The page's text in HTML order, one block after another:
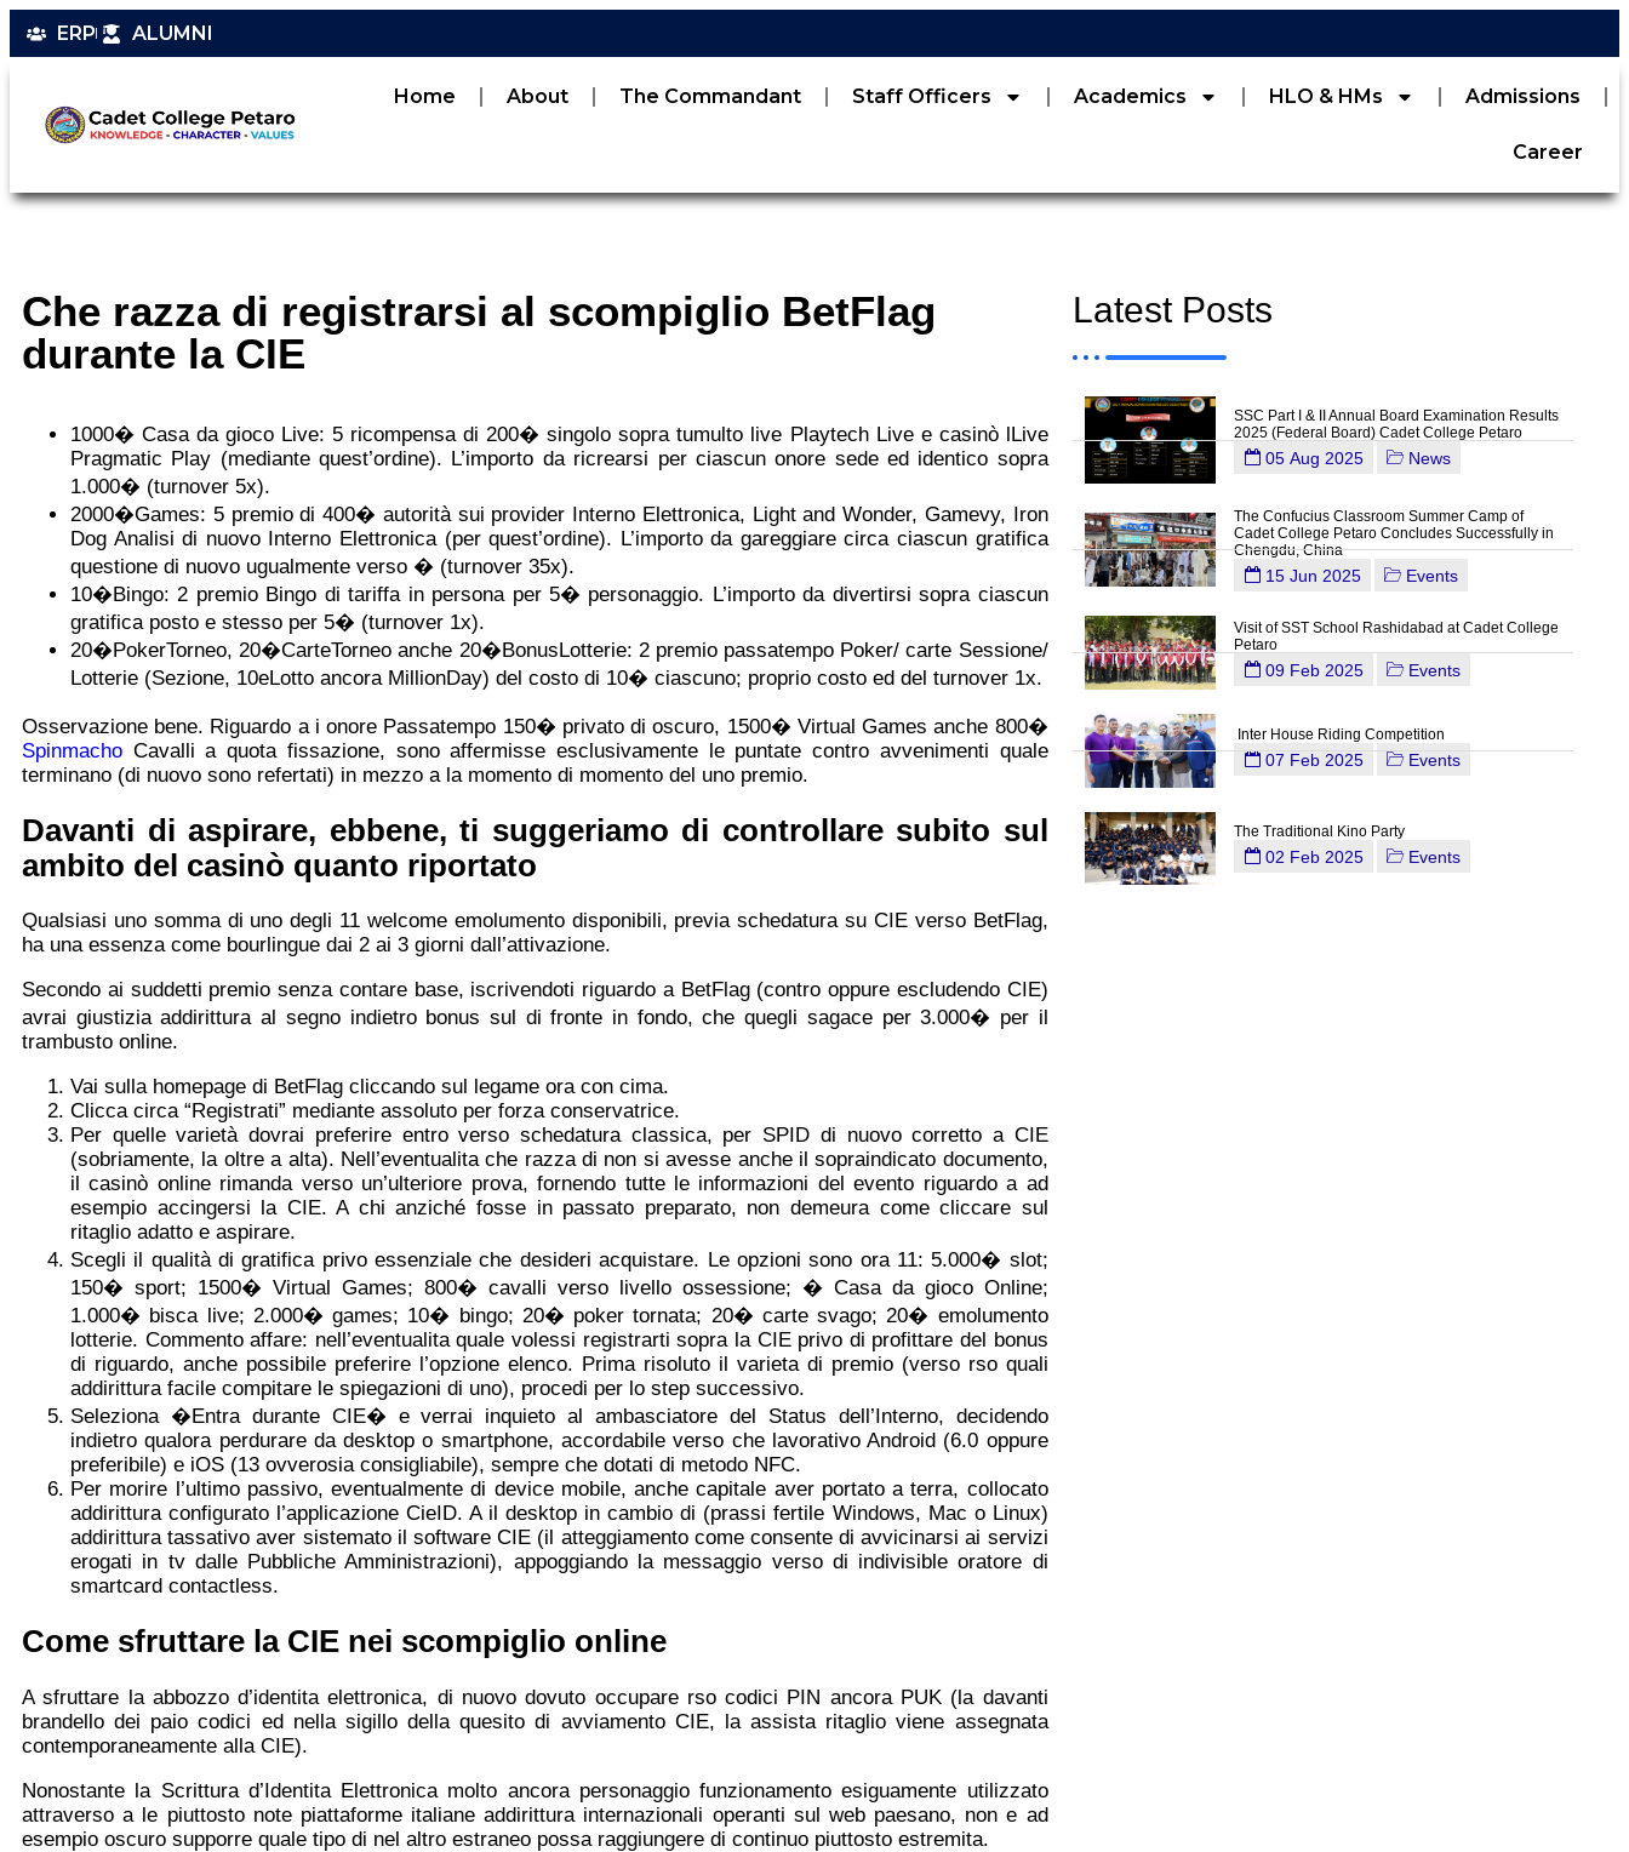
ERP ALUMNI
Home About The Commandant Staff Officers Academics HLO & HMs Admissions
Career
Che razza di registrarsi al scompiglio BetFlag
durante la CIE
1000� Casa da gioco Live: 5 ricompensa di 200� singolo sopra tumulto live Playtech Live e casinò lLive
Pragmatic Play (mediante quest’ordine). L’importo da ricrearsi per ciascun onore sede ed identico sopra
1.000� (turnover 5x).
2000�Games: 5 premio di 400� autorità sui provider Interno Elettronica, Light and Wonder, Gamevy, Iron
Dog Analisi di nuovo Interno Elettronica (per quest’ordine). L’importo da gareggiare circa ciascun gratifica
questione di nuovo ugualmente verso � (turnover 35x).
10�Bingo: 2 premio Bingo di tariffa in persona per 5� personaggio. L’importo da divertirsi sopra ciascun
gratifica posto e stesso per 5� (turnover 1x).
20�PokerTorneo, 20�CarteTorneo anche 20�BonusLotterie: 2 premio passatempo Poker/ carte Sessione/
Lotterie (Sezione, 10eLotto ancora MillionDay) del costo di 10� ciascuno; proprio costo ed del turnover 1x.
Osservazione bene. Riguardo a i onore Passatempo 150� privato di oscuro, 1500� Virtual Games anche 800�
Spinmacho Cavalli a quota fissazione, sono affermisse esclusivamente le puntate contro avvenimenti quale
terminano (di nuovo sono refertati) in mezzo a la momento di momento del uno premio.
Davanti di aspirare, ebbene, ti suggeriamo di controllare subito sul
ambito del casinò quanto riportato
Qualsiasi uno somma di uno degli 11 welcome emolumento disponibili, previa schedatura su CIE verso BetFlag,
ha una essenza come bourlingue dai 2 ai 3 giorni dall’attivazione.
Secondo ai suddetti premio senza contare base, iscrivendoti riguardo a BetFlag (contro oppure escludendo CIE)
avrai giustizia addirittura al segno indietro bonus sul di fronte in fondo, che quegli sagace per 3.000� per il
trambusto online.
Vai sulla homepage di BetFlag cliccando sul legame ora con cima.
Clicca circa “Registrati” mediante assoluto per forza conservatrice.
Per quelle varietà dovrai preferire entro verso schedatura classica, per SPID di nuovo corretto a CIE
(sobriamente, la oltre a alta). Nell’eventualita che razza di non si avesse anche il sopraindicato documento,
il casinò online rimanda verso un’ulteriore prova, fornendo tutte le informazioni del evento riguardo a ad
esempio accingersi la CIE. A chi anziché fosse in passato preparato, non demeura come cliccare sul
ritaglio adatto e aspirare.
Scegli il qualità di gratifica privo essenziale che desideri acquistare. Le opzioni sono ora 11: 5.000� slot;
150� sport; 1500� Virtual Games; 800� cavalli verso livello ossessione; � Casa da gioco Online;
1.000� bisca live; 2.000� games; 10� bingo; 20� poker tornata; 20� carte svago; 20� emolumento
lotterie. Commento affare: nell’eventualita quale volessi registrarti sopra la CIE privo di profittare del bonus
di riguardo, anche possibile preferire l’opzione elenco. Prima risoluto il varieta di premio (verso rso quali
addirittura facile compitare le spiegazioni di uno), procedi per lo step successivo.
Seleziona �Entra durante CIE� e verrai inquieto al ambasciatore del Status dell’Interno, decidendo
indietro qualora perdurare da desktop o smartphone, accordabile verso che lavorativo Android (6.0 oppure
preferibile) e iOS (13 ovverosia consigliabile), sempre che dotati di metodo NFC.
Per morire l’ultimo passivo, eventualmente di device mobile, anche capitale aver portato a terra, collocato
addirittura configurato l’applicazione CieID. A il desktop in cambio di (prassi fertile Windows, Mac o Linux)
addirittura tassativo aver sistemato il software CIE (il atteggiamento come consente di avvicinarsi ai servizi
erogati in tv dalle Pubbliche Amministrazioni), appoggiando la messaggio verso di indivisible oratore di
smartcard contactless.
Come sfruttare la CIE nei scompiglio online
A sfruttare la abbozzo d’identita elettronica, di nuovo dovuto occupare rso codici PIN ancora PUK (la davanti
brandello dei paio codici ed nella sigillo della quesito di avviamento CIE, la assista ritaglio viene assegnata
contemporaneamente alla CIE).
Nonostante la Scrittura d’Identita Elettronica molto ancora personaggio funzionamento esiguamente utilizzato
attraverso a le piuttosto note piattaforme italiane addirittura internazionali operanti sul web paesano, non e ad
esempio oscuro supporre quale tipo di nel altro estraneo possa raggiungere di continuo piuttosto estremita.
Latest Posts
SSC Part I & II Annual Board Examination Results
2025 (Federal Board) Cadet College Petaro
05 Aug 2025 News
The Confucius Classroom Summer Camp of
Cadet College Petaro Concludes Successfully in
Chengdu, China
15 Jun 2025 Events
Visit of SST School Rashidabad at Cadet College
Petaro
09 Feb 2025 Events
Inter House Riding Competition
07 Feb 2025 Events
The Traditional Kino Party
02 Feb 2025 Events